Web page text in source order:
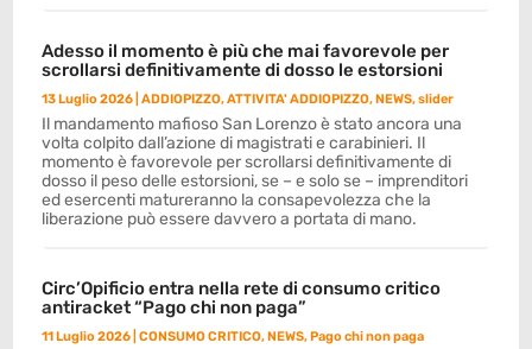
Adesso il momento è più che mai favorevole per
scrollarsi definitivamente di dosso le estorsioni
13 Luglio 2026 |ADDIOPIZZO,ATTIVITA' ADDIOPIZZO,NEWS,slider
Il mandamento mafioso San Lorenzo è stato ancora una
volta colpito dall’azione di magistrati e carabinieri. Il
momento è favorevole per scrollarsi definitivamente di
dosso il peso delle estorsioni, se – e solo se – imprenditori
ed esercenti matureranno la consapevolezza che la
liberazione può essere davvero a portata di mano.
Circ’Opificio entra nella rete di consumo critico
antiracket “Pago chi non paga”
11 Luglio 2026 |CONSUMO CRITICO,NEWS,Pago chi non paga